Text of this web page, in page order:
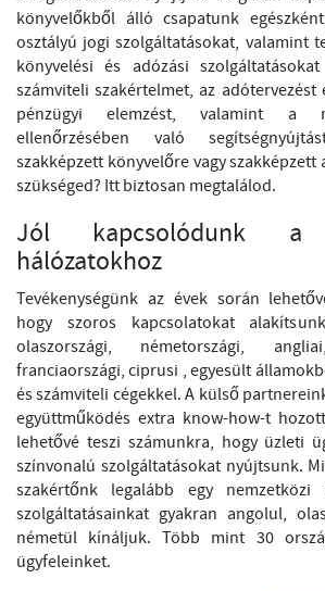
könyvelőkből álló csapatunk
osztályú jogi szolgáltatásokat, valamint
könyvelési és adózási
számviteli szakértelmet, az adótervezést
pénzügyi elemzést, valamint a
ellenőrzésében való
szakképzett könyvelőre vagy szakképzett
szükséged? Itt biztosan megtalálod.
Jól kapcsolódunk a
hálózatokhoz
Tevékenységünk az évek során
hogy szoros kapcsolatokat
olaszországi, németországi,
franciaországi, ciprusi , egyesült
és számviteli cégekkel. A külső
együttműködés extra know-how-t
lehetővé teszi számunkra, hogy üzleti
színvonalú szolgáltatásokat nyújtsunk.
szakértőnk legalább egy nemzetközi
szolgáltatásainkat gyakran angolul,
németül kínáljuk. Több mint 30
ügyfeleinket.